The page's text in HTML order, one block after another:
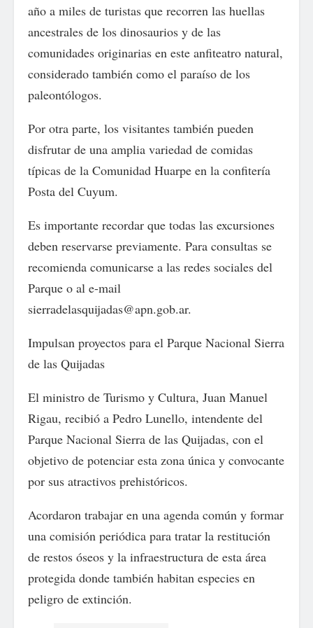
año a miles de turistas que recorren las huellas
ancestrales de los dinosaurios y de las
comunidades originarias en este anfiteatro natural,
considerado también como el paraíso de los
paleontólogos.
Por otra parte, los visitantes también pueden
disfrutar de una amplia variedad de comidas
típicas de la Comunidad Huarpe en la confitería
Posta del Cuyum.
Es importante recordar que todas las excursiones
deben reservarse previamente. Para consultas se
recomienda comunicarse a las redes sociales del
Parque o al e-mail
sierradelasquijadas@apn.gob.ar.
Impulsan proyectos para el Parque Nacional Sierra
de las Quijadas
El ministro de Turismo y Cultura, Juan Manuel
Rigau, recibió a Pedro Lunello, intendente del
Parque Nacional Sierra de las Quijadas, con el
objetivo de potenciar esta zona única y convocante
por sus atractivos prehistóricos.
Acordaron trabajar en una agenda común y formar
una comisión periódica para tratar la restitución
de restos óseos y la infraestructura de esta área
protegida donde también habitan especies en
peligro de extinción.